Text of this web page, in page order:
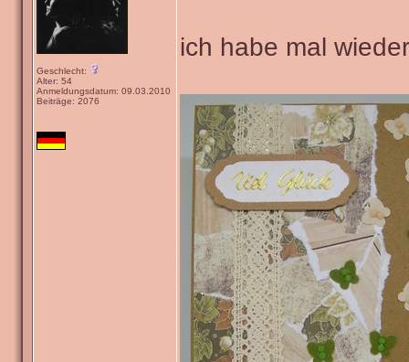
Geschlecht:
Alter: 54
Anmeldungsdatum: 09.03.2010
Beiträge: 2076
ich habe mal